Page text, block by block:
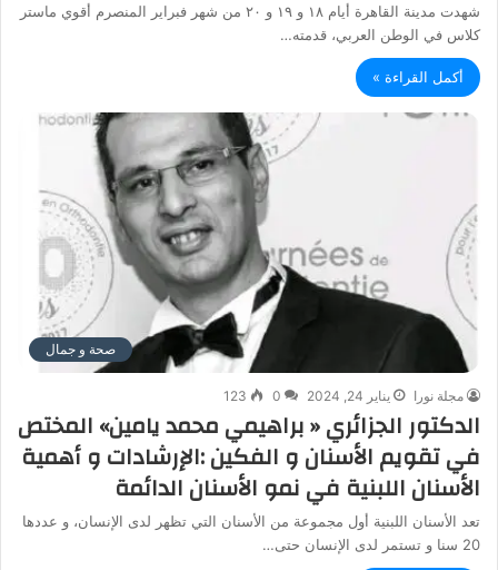
شهدت مدينة القاهرة أيام ١٨ و ١٩ و ٢٠ من شهر فبراير المنصرم أقوي ماستر
كلاس في الوطن العربي، قدمته…
أكمل القراءة »
صحة و جمال
مجلة نورا يناير 24, 2024 0
123
الدكتور الجزائري « براهيمي محمد يامين» المختص
في تقويم الأسنان و الفكين :الإرشادات و أهمية
الأسنان اللبنية في نمو الأسنان الدائمة
تعد الأسنان اللبنية أول مجموعة من الأسنان التي تظهر لدى الإنسان، و عددها
20 سنا و تستمر لدى الإنسان حتى…